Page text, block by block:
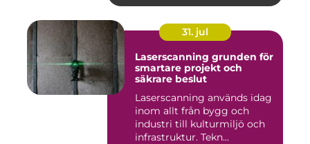
31. jul
Laserscanning grunden för
smartare projekt och
säkrare beslut
Laserscanning används idag
inom allt från bygg och
industri till kulturmiljö och
infrastruktur. Tekn...